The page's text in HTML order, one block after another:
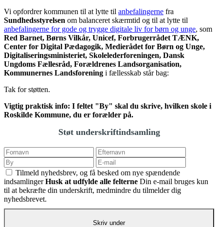
Vi opfordrer kommunen til at lytte til anbefalingerne fra
Sundhedsstyrelsen om balanceret skærmtid og til at lytte til
anbefalingerne for gode og trygge digitale liv for børn og unge, som
Red Barnet, Børns Vilkår, Unicef, Forbrugerrådet TÆNK,
Center for Digital Pædagogik, Medierådet for Børn og Unge,
Digitaliseringsministeriet, Skolelederforeningen, Dansk
Ungdoms Fællesråd, Forældrenes Landsorganisation,
Kommunernes Landsforening i fællesskab står bag:
Tak for støtten.
Vigtig praktisk info: I feltet "By" skal du skrive, hvilken skole i
Roskilde Kommune, du er forælder på.
Støt underskriftindsamling
Tilmeld nyhedsbrev, og få besked om nye spændende
indsamlinger Husk at udfylde alle felterne Din e-mail bruges kun
til at bekræfte din underskrift, medmindre du tilmelder dig
nyhedsbrevet.